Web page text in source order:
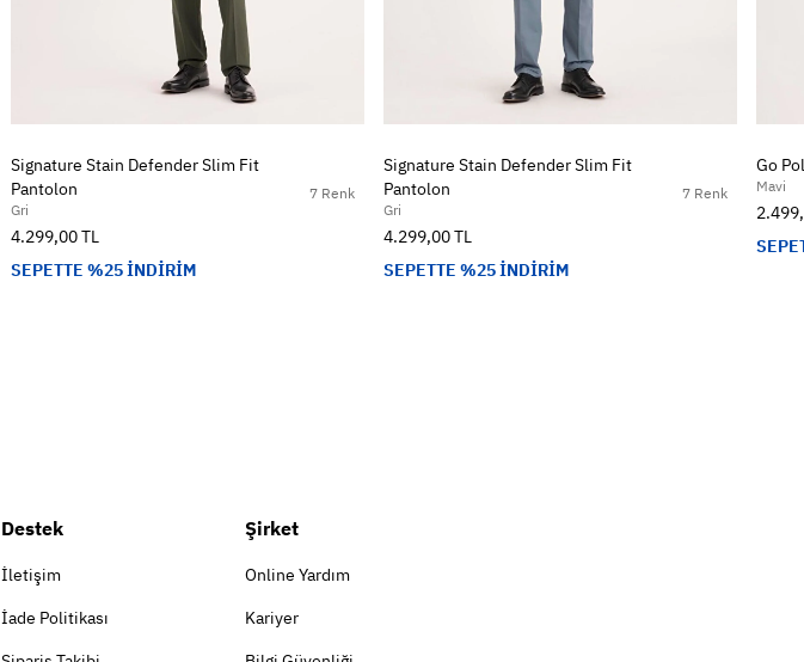
7 Renk
Signature Stain Defender Slim Fit
Pantolon
Gri
4.299,00 TL
SEPETTE %25 İNDİRİM
7 Renk
Signature Stain Defender Slim Fit
Pantolon
Gri
4.299,00 TL
SEPETTE %25 İNDİRİM
Go
Mavi
Destek
İletişim
İade Politikası
Şirket
Online Yardım
Kariyer